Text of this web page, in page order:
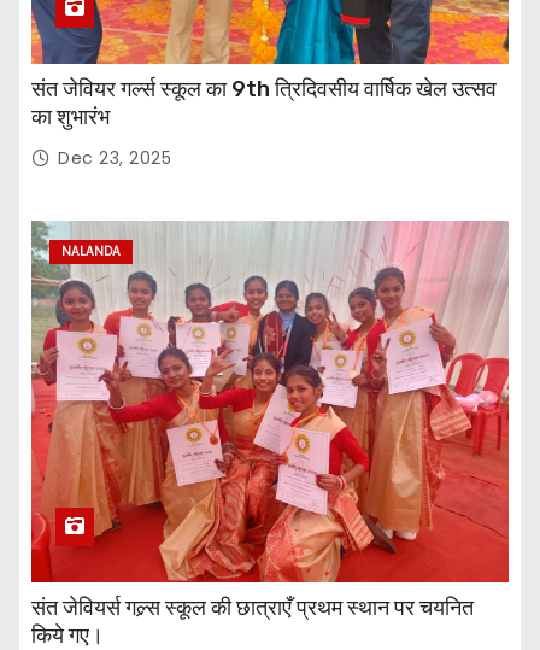
संत जेवियर गर्ल्स स्कूल का 9th त्रिदिवसीय वार्षिक खेल उत्सव
का शुभारंभ
Dec 23, 2025
NALANDA
संत जेवियर्स गल्र्स स्कूल की छात्र‌ाएँ प्रथम स्थान पर चयनित
किये गए।